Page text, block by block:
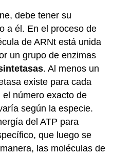
debe tener su
a él. En el proceso de
de ARNt está unida
un grupo de enzimas
. Al menos un
existe para cada
número exacto de
según la especie.
del ATP para
que luego se
las moléculas de